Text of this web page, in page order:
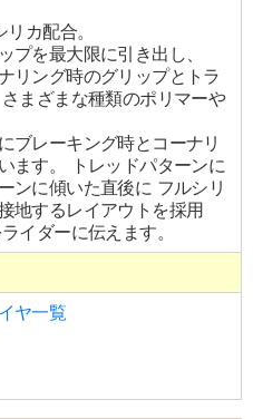
カ配合。
プを最大限に引き出し、
リング時のグリップとトラ
まざまな種類のポリマーや
ブレーキング時とコーナリ
ます。 トレッドパターンに
ンに傾いた直後に フルシリ
地するレイアウトを採用
イダーに伝えます。
ヤ一覧